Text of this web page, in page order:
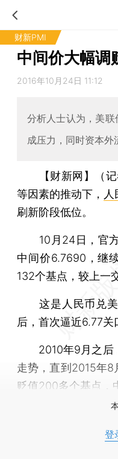
财新PMI
中间价大幅调
2016年10月24日 11:12
分析人士认为，美
成压力，同时资本
【财新网】（
等因素的推动下，
刷新阶段低位。
10月24日，官方
中间价6.7690，继
132个基点，较上一
这是人民币兑美
后，首次逼近6.77关
2010年9月之后，
走势，直到2015年8
贬值200多个基点，
登